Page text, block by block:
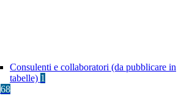
Consulenti e collaboratori (da pubblicare in
tabelle) 1
68